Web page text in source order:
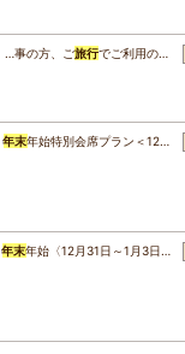
…事の方、ご旅行でご利用の…
年末年始特別会席プラン＜12…
年末年始〈12月31日～1月3日…